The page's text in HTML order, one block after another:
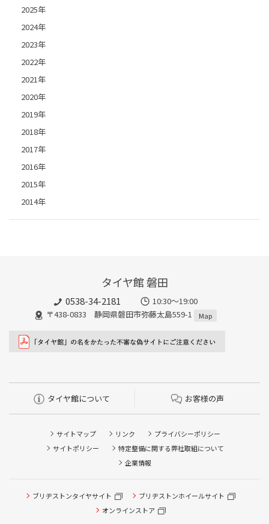
2025年
2024年
2023年
2022年
2021年
2020年
2019年
2018年
2017年
2016年
2015年
2014年
タイヤ館 磐田
0538-34-2181
10:30～19:00
〒438-0833 静岡県磐田市弥藤太島559-1
Map
タイヤ館について お客様の声
サイトマップ リンク
プライバシーポリシー
サイトポリシー
特定整備に関する弊社取組について
企業情報
ブリヂストンタイヤサイト
ブリヂストンホイールサイト
オンラインストア
タイヤ点検・安全点検/タイヤ履き替え/オイル交換/その他
ピット作業の予約